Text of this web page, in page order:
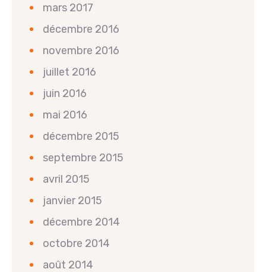
mars 2017
décembre 2016
novembre 2016
juillet 2016
juin 2016
mai 2016
décembre 2015
septembre 2015
avril 2015
janvier 2015
décembre 2014
octobre 2014
août 2014